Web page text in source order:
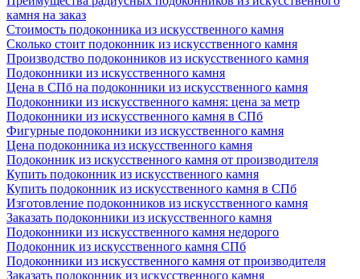
камня на заказ
Стоимость подоконника из искусственного камня
Сколько стоит подоконник из искусственного камня
Производство подоконников из искусственного камня
Подоконники из искусственного камня
Цена в СПб на подоконники из искусственного камня
Подоконники из искусственного камня: цена за метр
Подоконники из искусственного камня в СПб
Фигурные подоконники из искусственного камня
Цена подоконника из искусственного камня
Подоконник из искусственного камня от производителя
Купить подоконник из искусственного камня
Купить подоконник из искусственного камня в СПб
Изготовление подоконников из искусственного камня
Заказать подоконники из искусственного камня
Подоконники из искусственного камня недорого
Подоконник из искусственного камня СПб
Подоконники из искусственного камня от производителя
Заказать подоконник из искусственного камня